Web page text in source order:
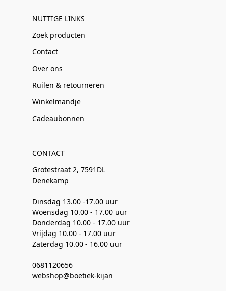
NUTTIGE LINKS
Zoek producten
Contact
Over ons
Ruilen & retourneren
Winkelmandje
Cadeaubonnen
CONTACT
Grotestraat 2, 7591DL
Denekamp
Dinsdag 13.00 -17.00 uur
Woensdag 10.00 - 17.00 uur
Donderdag 10.00 - 17.00 uur
Vrijdag 10.00 - 17.00 uur
Zaterdag 10.00 - 16.00 uur
0681120656
webshop@boetiek-kijan